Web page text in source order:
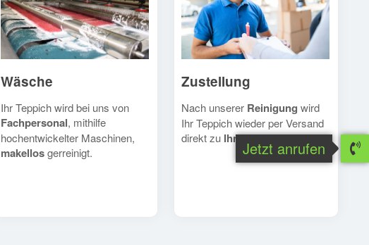
Wäsche
Ihr Teppich wird bei uns von
Fachpersonal, mithilfe
hochentwickelter Maschinen,
makellosgerreinigt.
Zustellung
Nach unserer Reinigung wird
Ihr Teppich wieder per Versand
direkt zu Ihnengeschickt.
Jetzt anrufen